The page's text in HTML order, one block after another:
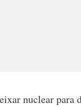
nuclear para